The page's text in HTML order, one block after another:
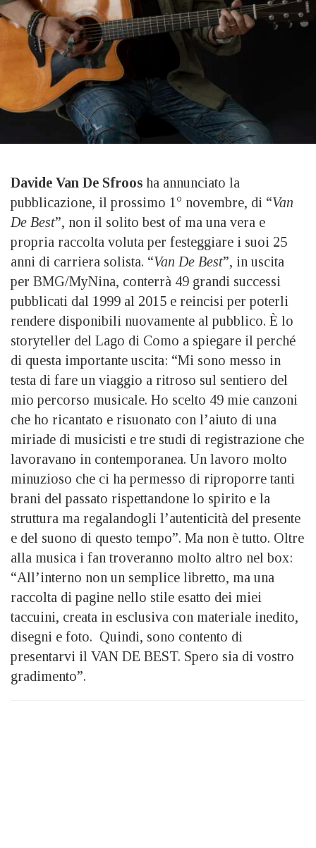
Davide Van De Sfroos ha annunciato la
pubblicazione, il prossimo 1° novembre, di “Van
De Best”, non il solito best of ma una vera e
propria raccolta voluta per festeggiare i suoi 25
anni di carriera solista. “Van De Best”, in uscita
per BMG/MyNina, conterrà 49 grandi successi
pubblicati dal 1999 al 2015 e reincisi per poterli
rendere disponibili nuovamente al pubblico. È lo
storyteller del Lago di Como a spiegare il perché
di questa importante uscita: “Mi sono messo in
testa di fare un viaggio a ritroso sul sentiero del
mio percorso musicale. Ho scelto 49 mie canzoni
che ho ricantato e risuonato con l’aiuto di una
miriade di musicisti e tre studi di registrazione che
lavoravano in contemporanea. Un lavoro molto
minuzioso che ci ha permesso di riproporre tanti
brani del passato rispettandone lo spirito e la
struttura ma regalandogli l’autenticità del presente
e del suono di questo tempo”. Ma non è tutto. Oltre
alla musica i fan troveranno molto altro nel box:
“All’interno non un semplice libretto, ma una
raccolta di pagine nello stile esatto dei miei
taccuini, creata in esclusiva con materiale inedito,
disegni e foto. Quindi, sono contento di
presentarvi il VAN DE BEST. Spero sia di vostro
gradimento”.